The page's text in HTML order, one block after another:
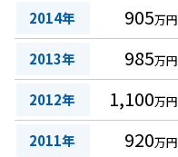
2014年 905万円
2013年 985万円
2012年 1,100万円
2011年 920万円